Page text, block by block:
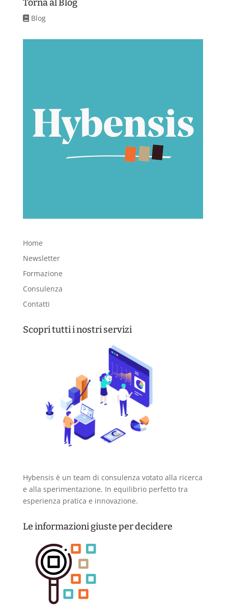
Torna al Blog
Blog
Home
Newsletter
Formazione
Consulenza
Contatti
Scopri tutti i nostri servizi
Hybensis è un team di consulenza votato alla ricerca
e alla sperimentazione. In equilibrio perfetto tra
esperienza pratica e innovazione.
Le informazioni giuste per decidere